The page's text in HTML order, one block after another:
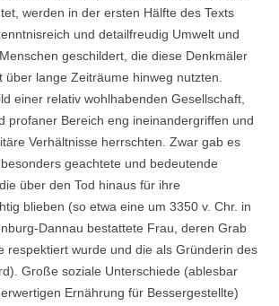
werden in der ersten Hälfte des Texts
und detailfreudig Umwelt und
geschildert, die diese Denkmäler
lange Zeiträume hinweg nutzten.
einer relativ wohlhabenden Gesellschaft,
profaner Bereich eng ineinandergriffen und
Verhältnisse herrschten. Zwar gab es
geachtete und bedeutende
über den Tod hinaus für ihre
blieben (so etwa eine um 3350 v. Chr. in
Dannau bestattete Frau, deren Grab
respektiert wurde und die als Gründerin des
Große soziale Unterschiede (ablesbar
Ernährung für Bessergestellte)